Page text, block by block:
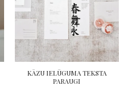
KĀZU IELŪGUMA TEKSTA
PARAUGI